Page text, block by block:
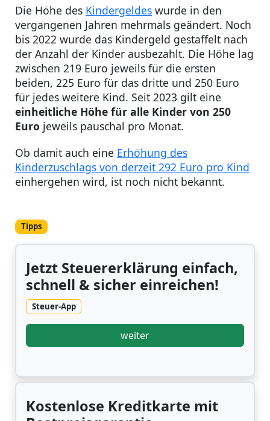
Die Höhe des Kindergeldes wurde in den
vergangenen Jahren mehrmals geändert. Noch
bis 2022 wurde das Kindergeld gestaffelt nach
der Anzahl der Kinder ausbezahlt. Die Höhe lag
zwischen 219 Euro jeweils für die ersten
beiden, 225 Euro für das dritte und 250 Euro
für jedes weitere Kind. Seit 2023 gilt eine
einheitliche Höhe für alle Kinder von 250
Euro jeweils pauschal pro Monat.
Ob damit auch eine Erhöhung des
Kinderzuschlags von derzeit 292 Euro pro Kind
einhergehen wird, ist noch nicht bekannt.
Tipps
Jetzt Steuererklärung einfach,
schnell & sicher einreichen!
Steuer-App
weiter
Kostenlose Kreditkarte mit